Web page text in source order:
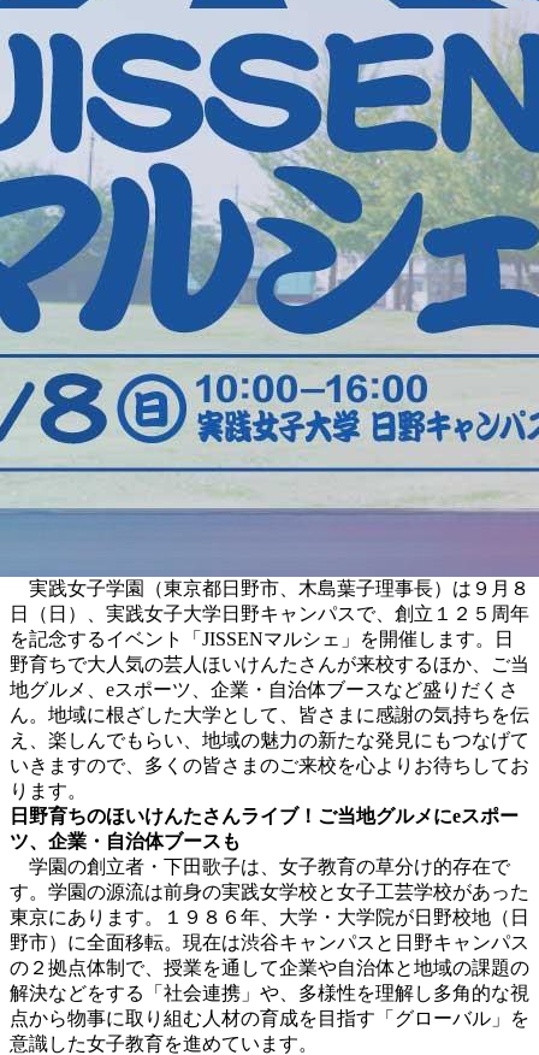
実践女子学園（東京都日野市、木島葉子理事長）は９月８
日（日）、実践女子大学日野キャンパスで、創立１２５周年
を記念するイベント「JISSENマルシェ」を開催します。日
野育ちで大人気の芸人ほいけんたさんが来校するほか、ご当
地グルメ、eスポーツ、企業・自治体ブースなど盛りだくさ
ん。地域に根ざした大学として、皆さまに感謝の気持ちを伝
え、楽しんでもらい、地域の魅力の新たな発見にもつなげて
いきますので、多くの皆さまのご来校を心よりお待ちしてお
ります。
日野育ちのほいけんたさんライブ！ご当地グルメにeスポー
ツ、企業・自治体ブースも
学園の創立者・下田歌子は、女子教育の草分け的存在で
す。学園の源流は前身の実践女学校と女子工芸学校があった
東京にあります。１９８６年、大学・大学院が日野校地（日
野市）に全面移転。現在は渋谷キャンパスと日野キャンパス
の２拠点体制で、授業を通して企業や自治体と地域の課題の
解決などをする
「社会連携」や、多様性を理解し多角的な視
点から物事に取り組む人材の育成を目指す「グローバル」を
意識した女子教育を進めています。